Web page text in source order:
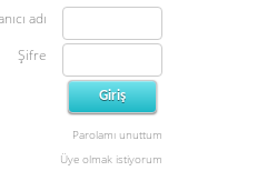
adı
Şifre
Parolamı unuttum
Üye olmak istiyorum